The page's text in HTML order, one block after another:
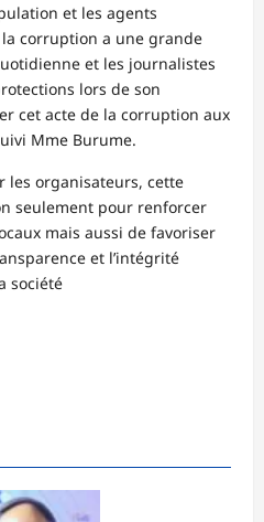
et les agents
corruption a une grande
et les journalistes
lors de son
cet acte de la corruption aux
Mme Burume.
les organisateurs, cette
seulement pour renforcer
mais aussi de favoriser
et l’intégrité
société